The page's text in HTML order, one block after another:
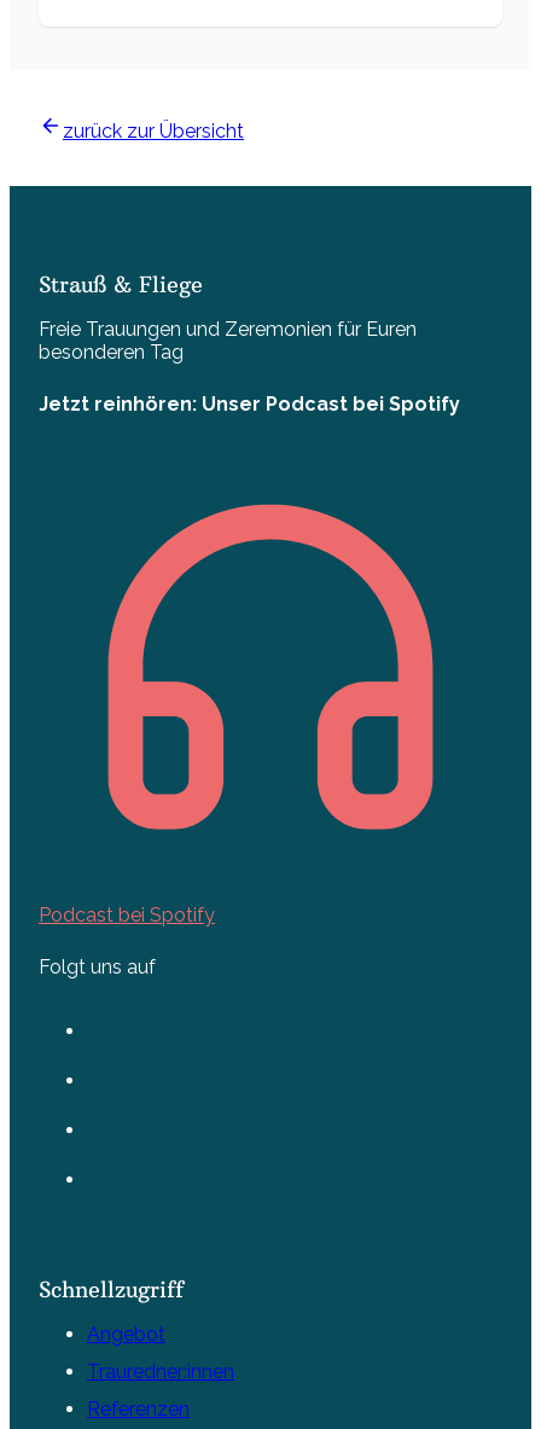
zurück zur Übersicht
Strauß & Fliege
Freie Trauungen und Zeremonien für Euren
besonderen Tag
Jetzt reinhören: Unser Podcast bei Spotify
Podcast bei Spotify
Folgt uns auf
Schnellzugriff
Angebot
Trauredner:innen
Referenzen